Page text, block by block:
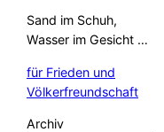
Sand im Schuh,
Wasser im Gesicht …
für Frieden und
Völkerfreundschaft
Archiv